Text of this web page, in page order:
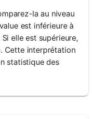
la au niveau
est inférieure à
elle est supérieure,
Cette interprétation
statistique des